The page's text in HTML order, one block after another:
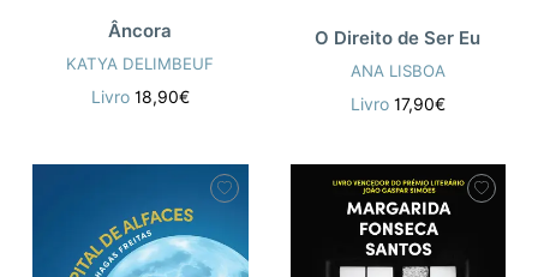
Âncora
KATYA DELIMBEUF
Livro 18,90€
O Direito de Ser Eu
ANA LISBOA
Livro 17,90€